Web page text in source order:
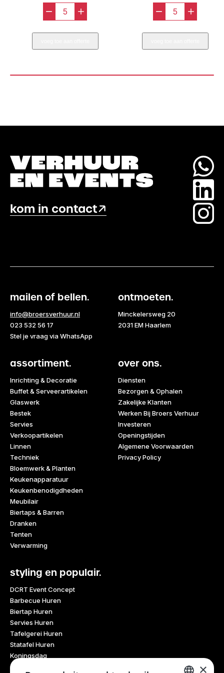
-
Guy
Degrenne
Sideplate
16
+ -
Palmer
Sideplate
/
17,5
+
kom in contact
mailen of bellen.
info@broersverhuur.nl
023 532 56 17
Stel je vraag via WhatsApp
ontmoeten.
Minckelersweg 20
2031 EM Haarlem
assortiment.
Inrichting & Decoratie
Buffet & Serveerartikelen
Glaswerk
Bestek
Servies
Verkoopartikelen
Linnen
Techniek
Bloemwerk & Planten
Keukenapparatuur
Keukenbenodigdheden
Meubilair
Biertaps & Barren
Dranken
Tenten
Verwarming
over ons.
Diensten
Bezorgen & Ophalen
Zakelijke Klanten
Werken Bij Broers Verhuur
Investeren
Openingstijden
Algemene Voorwaarden
Privacy Policy
styling en populair.
DCRT Event Concept
Barbecue Huren
Biertap Huren
Servies Huren
Tafelgerei Huren
Statafel Huren
Koningsdag
Glaswerk Huren
×